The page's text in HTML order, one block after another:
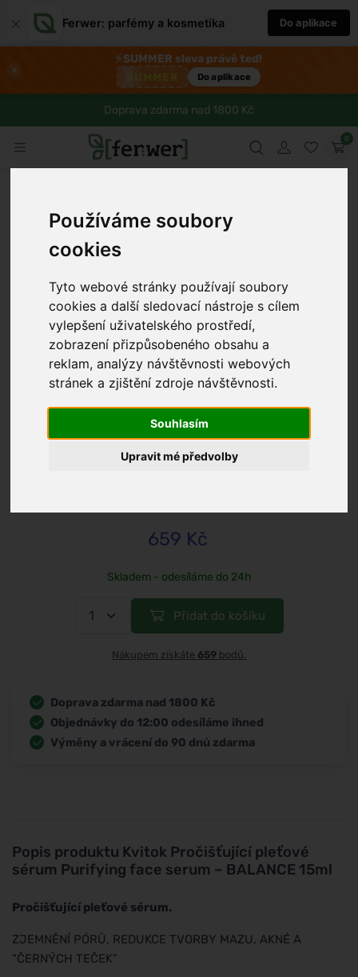
Používáme soubory
cookies
Tyto webové stránky používají soubory
cookies a další sledovací nástroje s cílem
vylepšení uživatelského prostředí,
zobrazení přizpůsobeného obsahu a
reklam, analýzy návštěvnosti webových
stránek a zjištění zdroje návštěvnosti.
Souhlasím
Upravit mé předvolby
Ferwer: parfémy a kosmetika Do aplikace
×
⚡SUMMER sleva právě teď!
Do aplikace
Doprava zdarma nad 1800 Kč
0
Popis produktu Kvitok Pročišťující pleťové
sérum Purifying face serum – BALANCE 15ml
Pročišťující pleťové sérum.
ZJEMNĚNÍ PÓRŮ, REDUKCE TVORBY MAZU, AKNÉ A
“ČERNÝCH TEČEK”
659 Kč
Skladem - odesíláme do 24h
Přidat do košíku
Nákupem získáte 659 bodů.
Doprava zdarma nad 1800 Kč
Objednávky do 12:00 odesíláme ihned
Výměny a vrácení do 90 dnů zdarma